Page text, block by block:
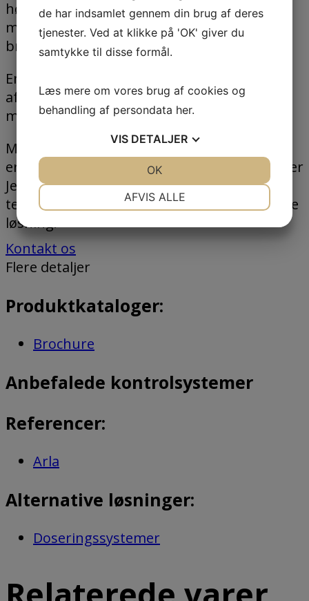
højest mulige dynamiske nøjagtighed,
markedsledende driftssikkerhed og
brugervenlighed.
En differentialvægt kan være godt til vejning
af genstridige og vanskelige flydende
måltidstyper.
Med ukendte produkter eller begrænset
erfaring med produktets egenskaber tilbyder
Jesma at udføre produkttests i vores
testcenter for at opnå den optimale tekniske
løsning.
Kontakt os
Flere detaljer
Produktkataloger:
Brochure
Anbefalede kontrolsystemer
Referencer:
Arla
Alternative løsninger:
Doseringssystemer
de har indsamlet gennem din brug af deres
tjenester. Ved at klikke på 'OK' giver du
samtykke til disse formål.
Læs mere om vores brug af cookies og
behandling af persondata her.
VIS DETALJER
AFVIS ALLE
OK